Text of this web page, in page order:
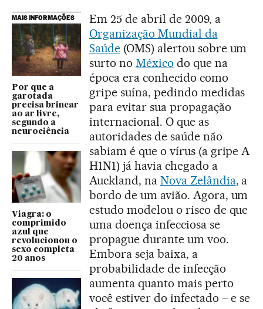
MAIS INFORMAÇÕES
Por que a
garotada
precisa brincar
ao ar livre,
segundo a
neurociência
Viagra: o
comprimido
azul que
revolucionou o
sexo completa
20 anos
Em 25 de abril de 2009, a
Organização Mundial da
Saúde(OMS) alertou sobre um
surto no México do que na
época era conhecido como
gripe suína, pedindo medidas
para evitar sua propagação
internacional. O que as
autoridades de saúde não
sabiam é que o vírus (a gripe A
H1N1) já havia chegado a
Auckland, na Nova Zelândia, a
bordo de um avião. Agora, um
estudo modelou o risco de que
uma doença infecciosa se
propague durante um voo.
Embora seja baixa, a
probabilidade de infecção
aumenta quanto mais perto
você estiver do infectado – e se